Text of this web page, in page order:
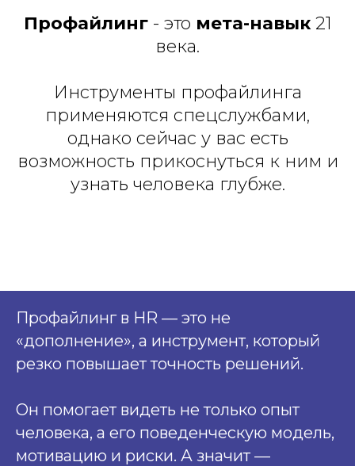
Профайлинг - это мета-навык21
века.
Инструменты профайлинга
применяются спецслужбами,
однако сейчас у вас есть
возможность прикоснуться к ним и
узнать человека глубже.
Профайлинг в HR — это не
«дополнение», а инструмент, который
резко повышает точность решений.
Он помогает видеть не только опыт
человека, а его поведенческую модель,
мотивацию и риски. А значит —